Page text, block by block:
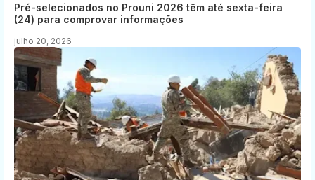
Pré-selecionados no Prouni 2026 têm até sexta-feira
(24) para comprovar informações
julho 20, 2026